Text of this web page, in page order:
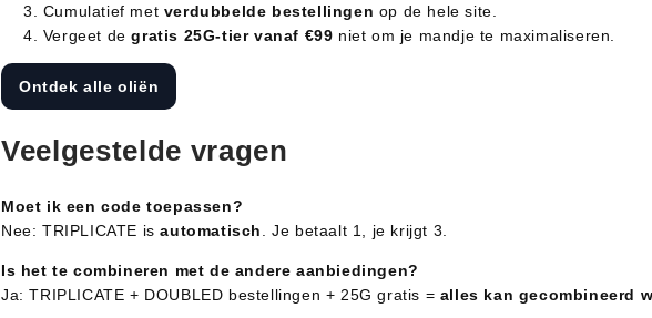
Cumulatief met verdubbelde bestellingen op de hele site.
Vergeet degratis 25G-tier vanaf €99 niet om je mandje te maximaliseren.
Ontdek alle oliën
Veelgestelde vragen
Moet ik een code toepassen?
Nee: TRIPLICATE isautomatisch . Je betaalt 1, je krijgt 3.
Is het te combineren met de andere aanbiedingen?
Ja: TRIPLICATE + DOUBLED bestellingen + 25G gratis = alles kan gecombineerd